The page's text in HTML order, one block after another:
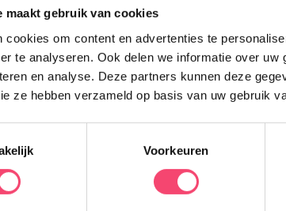
maakt gebruik van cookies
cookies om content en advertenties te
te analyseren. Ook delen we informatie over
en analyse. Deze partners kunnen deze
ze hebben verzameld op basis van uw gebruik
Voorkeuren